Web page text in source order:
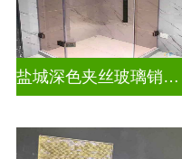
盐城深色夹丝玻璃销售招聘